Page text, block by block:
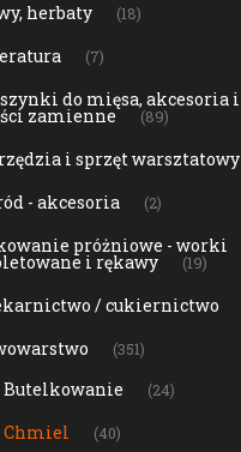
herbaty (18)
(7)
do mięsa, akcesoria i
zamienne (89)
i sprzęt warsztatowy
- akcesoria (2)
próżniowe - worki
i rękawy (19)
/ cukiernictwo
(351)
Butelkowanie (24)
Chmiel (40)